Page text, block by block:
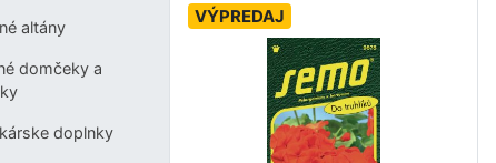
altány
domčeky a
doplnky
VÝPREDAJ